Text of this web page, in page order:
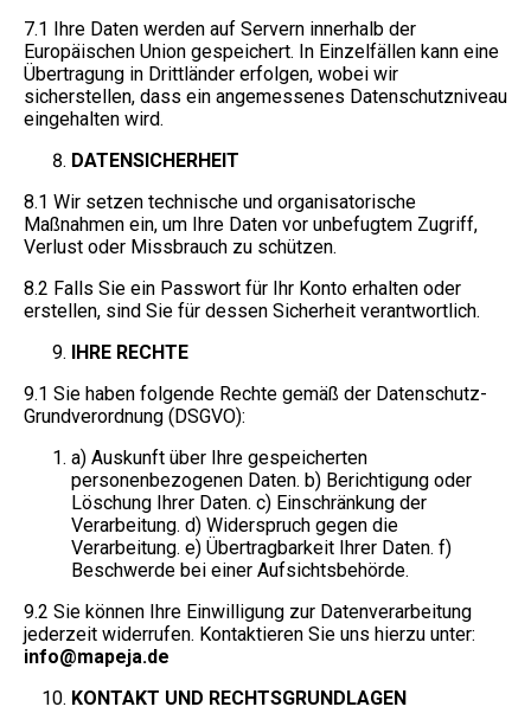
7.1 Ihre Daten werden auf Servern innerhalb der
Europäischen Union gespeichert. In Einzelfällen kann eine
Übertragung in Drittländer erfolgen, wobei wir
sicherstellen, dass ein angemessenes Datenschutzniveau
eingehalten wird.
DATENSICHERHEIT
8.1 Wir setzen technische und organisatorische
Maßnahmen ein, um Ihre Daten vor unbefugtem Zugriff,
Verlust oder Missbrauch zu schützen.
8.2 Falls Sie ein Passwort für Ihr Konto erhalten oder
erstellen, sind Sie für dessen Sicherheit verantwortlich.
IHRE RECHTE
9.1 Sie haben folgende Rechte gemäß der Datenschutz-
Grundverordnung (DSGVO):
a) Auskunft über Ihre gespeicherten
personenbezogenen Daten. b) Berichtigung oder
Löschung Ihrer Daten. c) Einschränkung der
Verarbeitung. d) Widerspruch gegen die
Verarbeitung. e) Übertragbarkeit Ihrer Daten. f)
Beschwerde bei einer Aufsichtsbehörde.
9.2 Sie können Ihre Einwilligung zur Datenverarbeitung
jederzeit widerrufen. Kontaktieren Sie uns hierzu unter:
info@mapeja.de
KONTAKT UND RECHTSGRUNDLAGEN